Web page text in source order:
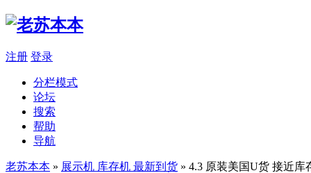
注册 登录
分栏模式
论坛
搜索
帮助
导航
老苏本本 » 展示机 库存机 最新到货 » 4.3 原装美国U货 接近库